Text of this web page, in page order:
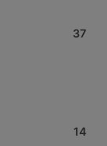
37
14